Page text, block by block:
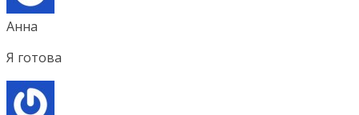
Анна
Я готова